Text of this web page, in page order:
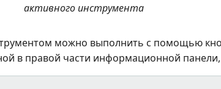
активного инструмента
можно выполнить с помощью
в правой части информационной